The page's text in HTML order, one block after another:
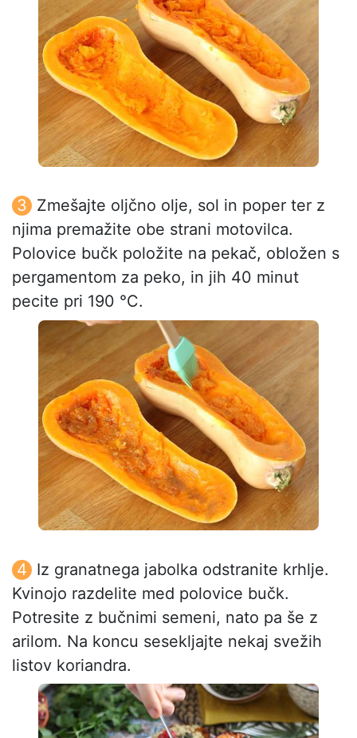
Zmešajte oljčno olje, sol in poper ter z
njima premažite obe strani motovilca.
Polovice bučk položite na pekač, obložen s
pergamentom za peko, in jih 40 minut
pecite pri 190 °C.
Iz granatnega jabolka odstranite krhlje.
Kvinojo razdelite med polovice bučk.
Potresite z bučnimi semeni, nato pa še z
arilom. Na koncu sesekljajte nekaj svežih
listov koriandra.